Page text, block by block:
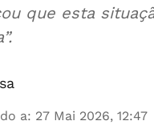
que esta
a: 27 Mai 2026, 12:47